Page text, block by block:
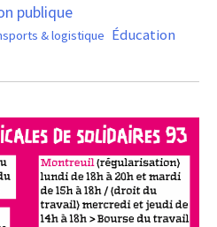
publique
& logistique Éducation